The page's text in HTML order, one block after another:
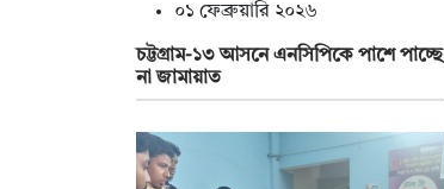
০১ ফেব্রুয়ারি ২০২৬
চট্টগ্রাম-১৩ আসনে এনসিপিকে পাশে পাচ্ছে
না জামায়াত